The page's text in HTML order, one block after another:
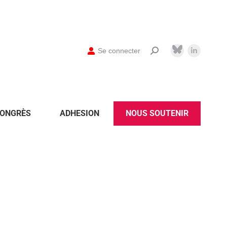
Se connecter
ADHESION NOUS SOUTENIR